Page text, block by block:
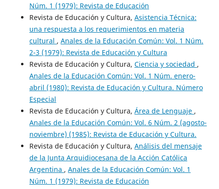
Núm. 1 (1979): Revista de Educación
Revista de Educación y Cultura, Asistencia Técnica:
una respuesta a los requerimientos en materia
cultural , Anales de la Educación Común: Vol. 1 Núm.
2-3 (1979): Revista de Educación y Cultura
Revista de Educación y Cultura, Ciencia y sociedad ,
Anales de la Educación Común: Vol. 1 Núm. enero-
abril (1980): Revista de Educación y Cultura. Número
Especial
Revista de Educación y Cultura, Área de Lenguaje ,
Anales de la Educación Común: Vol. 6 Núm. 2 (agosto-
noviembre) (1985): Revista de Educación y Cultura.
Revista de Educación y Cultura, Análisis del mensaje
de la Junta Arquidiocesana de la Acción Católica
Argentina , Anales de la Educación Común: Vol. 1
Núm. 1 (1979): Revista de Educación